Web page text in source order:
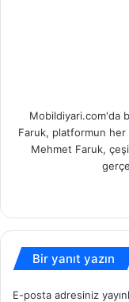
Mobildiyari.com'da
Faruk, platformun her
Mehmet Faruk,
Bir yanıt yazın
E-posta adresiniz